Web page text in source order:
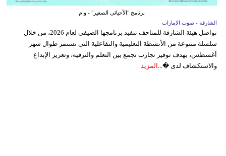
برنامج "الأحيائي الصغير" - وام
الشارقة - صوت الإمارات
تواصل هيئة الشارقة للمتاحف تنفيذ برنامجها الصيفي لعام 2026، من خلال
سلسلة متنوعة من الأنشطة التعليمية والتفاعلية التي تستمر طوال شهر
أغسطس، بهدف توفير تجارب تجمع بين التعلم والترفيه، وتعزيز الإبداع
والاستكشاف لدى �... المزيد